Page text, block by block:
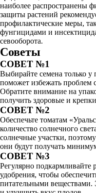
наиболее распространены
защиты растений
профилактические меры,
фунгицидами и
севооборота.
Советы
СОВЕТ №1
Выбирайте семена только
поможет избежать проблем
Обратите внимание на
получить здоровые и
СОВЕТ №2
Обеспечьте томатам
количество солнечного
солнечные участки,
они будут получать
СОВЕТ №3
Регулярно подкармливайте
удобрения, чтобы
питательными